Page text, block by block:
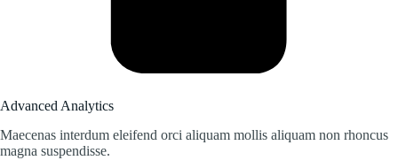
Advanced Analytics
Maecenas interdum eleifend orci aliquam mollis aliquam non rhoncus
magna suspendisse.